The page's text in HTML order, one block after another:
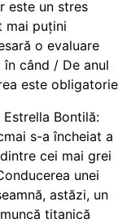
este un stres
mai puțini
o evaluare
când / De anul
este obligatorie
Bontilă:
s-a încheiat a
cei mai grei
unei
astăzi, un
titanică